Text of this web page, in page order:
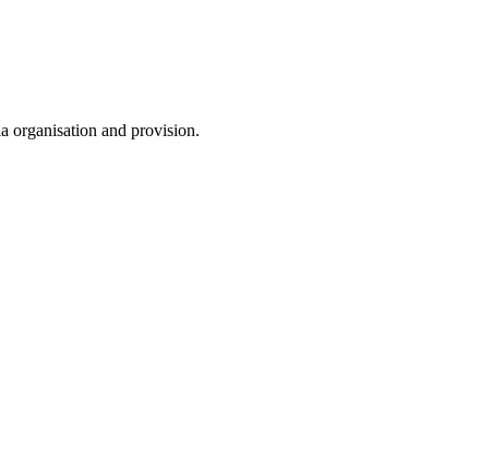
organisation and provision.